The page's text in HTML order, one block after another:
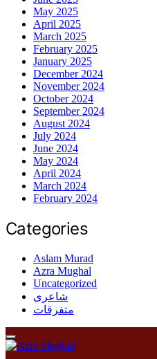
May 2025
April 2025
March 2025
February 2025
January 2025
December 2024
November 2024
October 2024
September 2024
August 2024
July 2024
June 2024
May 2024
April 2024
March 2024
February 2024
Categories
Aslam Murad
Azra Mughal
Uncategorized
شاعری
متفرقات